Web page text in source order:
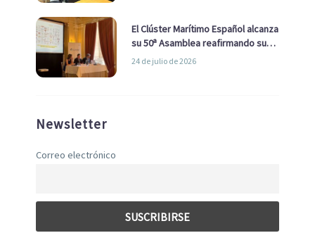
El Clúster Marítimo Español alcanza
su 50ª Asamblea reafirmando su
liderazgo en la Economía Azul
24 de julio de 2026
Newsletter
Correo electrónico